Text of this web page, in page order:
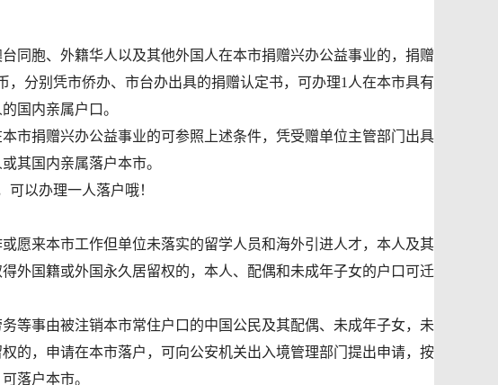
胞、外籍华人以及其他外国人在本市捐赠兴办公益事业的，捐赠
，分别凭市侨办、市台办出具的捐赠认定书，可办理1人在本市具有
国内亲属户口。
捐赠兴办公益事业的可参照上述条件，凭受赠单位主管部门出具
其国内亲属落户本市。
以办理一人落户哦！
来本市工作但单位未落实的留学人员和海外引进人才，本人及其
外国籍或外国永久居留权的，本人、配偶和未成年子女的户口可迁
事由被注销本市常住户口的中国公民及其配偶、未成年子女，未
的，申请在本市落户，可向公安机关出入境管理部门提出申请，按
落户本市。